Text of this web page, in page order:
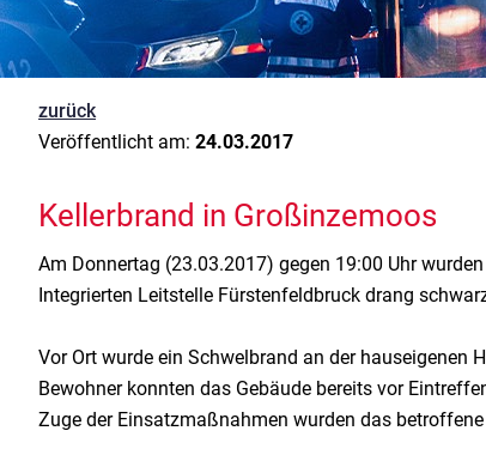
zurück
Veröffentlicht am: 24.03.2017
Kellerbrand in Großinzemoos
Am Donnertag (23.03.2017) gegen 19:00 Uhr
Integrierten Leitstelle Fürstenfeldbruck drang
Vor Ort wurde ein Schwelbrand an der hauseigenen
Bewohner konnten das Gebäude bereits vor
Zuge der Einsatzmaßnahmen wurden das